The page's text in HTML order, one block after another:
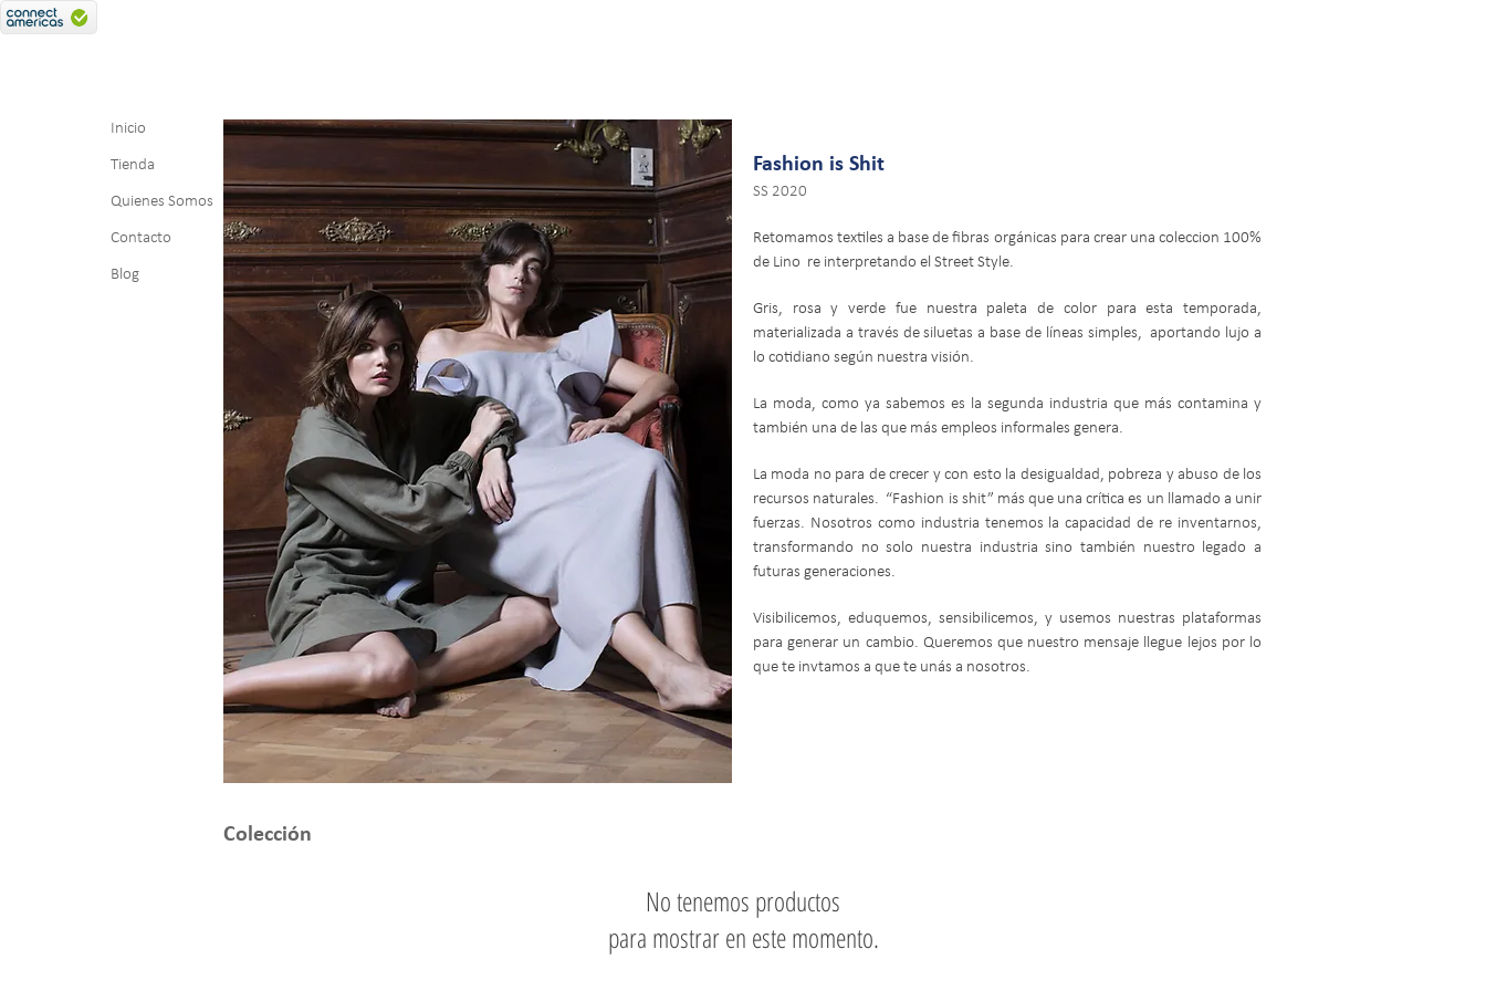
Inicio
Tienda
Quienes Somos
Contacto
Blog
Fashion is Shit
SS 2020
Retomamos textiles a base de fibras orgánicas para crear una coleccion 100%
de Lino re interpretando el Street Style.
Gris, rosa y verde fue nuestra paleta de color para esta temporada,
materializada a través de siluetas a base de líneas simples, aportando lujo a
lo cotidiano según nuestra visión.
La moda, como ya sabemos es la segunda industria que más contamina y
también una de las que más empleos informales genera.
La moda no para de crecer y con esto la desigualdad, pobreza y abuso de los
recursos naturales. “Fashion is shit” más que una crítica es un llamado a unir
fuerzas. Nosotros como industria tenemos la capacidad de re inventarnos,
transformando no solo nuestra industria sino también nuestro legado a
futuras generaciones.
Visibilicemos, eduquemos, sensibilicemos, y usemos nuestras plataformas
para generar un cambio. Queremos que nuestro mensaje llegue lejos por lo
que te invtamos a que te unás a nosotros.
Colección
No tenemos productos
para mostrar en este momento.